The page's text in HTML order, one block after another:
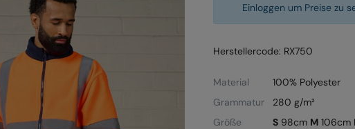
Einloggen um Preise zu
Herstellercode: RX750
Material
100% Polyester
Grammatur
280 g/m²
Größe
S98cm M106cm